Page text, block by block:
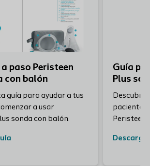
paso Peristeen
con balón
guía para ayudar a tus
a usar
sonda con balón.
Guía
Plus
Descubre
pacientes